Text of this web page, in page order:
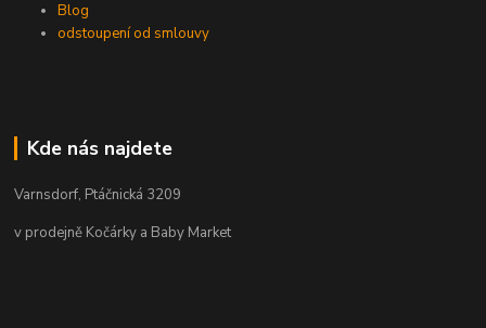
Blog
odstoupení od smlouvy
Kde nás najdete
Varnsdorf, Ptáčnická 3209
v prodejně Kočárky a Baby Market